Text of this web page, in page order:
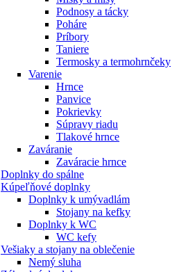
Podnosy a tácky
Poháre
Príbory
Taniere
Termosky a termohrnčeky
Varenie
Hrnce
Panvice
Pokrievky
Súpravy riadu
Tlakové hrnce
Zaváranie
Zaváracie hrnce
Doplnky do spálne
Kúpeľňové doplnky
Doplnky k umývadlám
Stojany na kefky
Doplnky k WC
WC kefy
Vešiaky a stojany na oblečenie
Nemý sluha